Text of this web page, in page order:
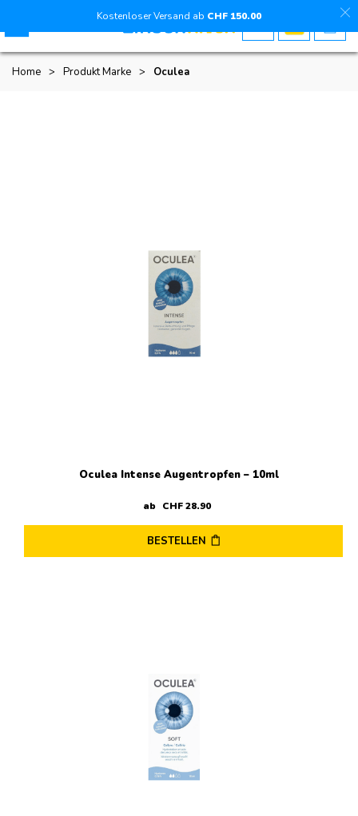
Home > Produkt Marke > Oculea
Oculea Intense Augentropfen – 10ml
ab CHF28.90
BESTELLEN
Kostenloser Versand ab CHF 150.00